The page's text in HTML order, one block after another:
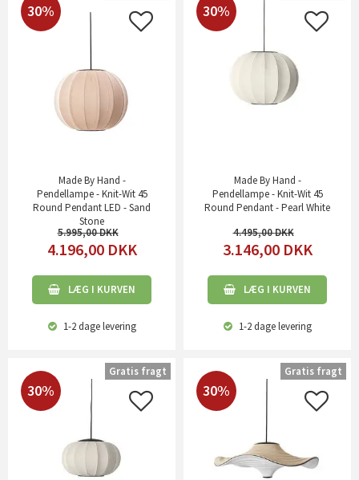
30%
Made By Hand -
Pendellampe - Knit-Wit 45
Round Pendant LED - Sand
Stone
5.995,00
4.196,00 DKK
LÆG I KURVEN
1-2 dagelevering
30%
Made By Hand -
Pendellampe - Knit-Wit 45
Round Pendant - Pearl White
4.495,00
3.146,00 DKK
LÆG I KURVEN
1-2 dagelevering
30%
Gratis fragt
30%
Gratis fragt